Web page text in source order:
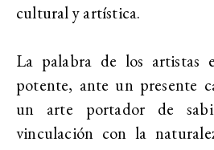
cultural y artística.
La palabra de los artistas
potente, ante un presente
un arte portador de
vinculación con la